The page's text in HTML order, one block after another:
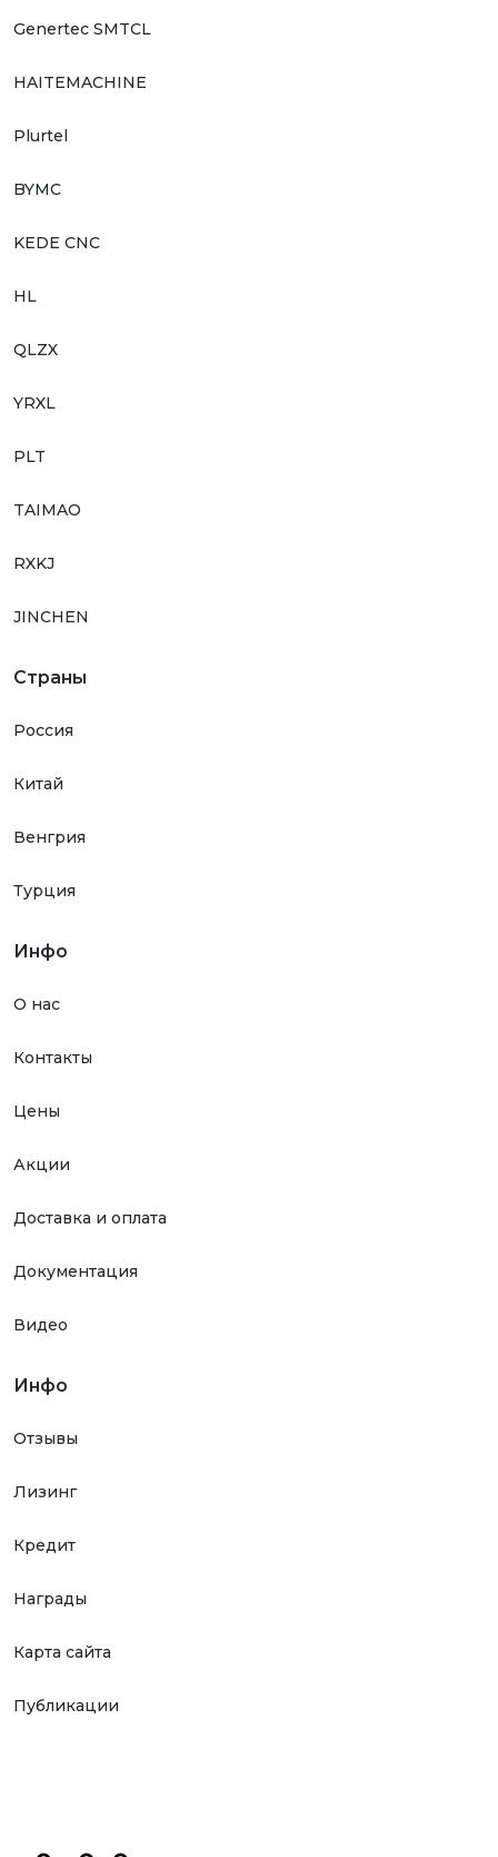
Genertec SMTCL
HAITEMACHINE
Plurtel
BYMC
KEDE CNC
HL
QLZX
YRXL
PLT
TAIMAO
RXKJ
JINCHEN
Страны
Россия
Китай
Венгрия
Турция
Инфо
О нас
Контакты
Цены
Акции
Доставка и оплата
Документация
Видео
Инфо
Отзывы
Лизинг
Кредит
Награды
Карта сайта
Публикации